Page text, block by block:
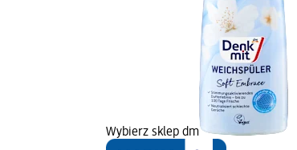
Wybierz sklep dm